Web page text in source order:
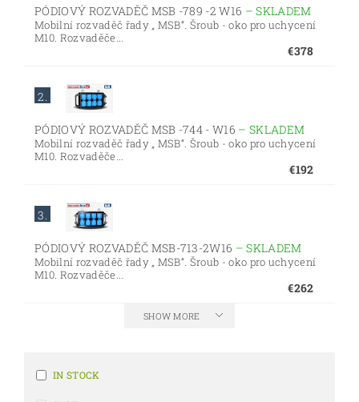
PÓDIOVÝ ROZVADĚČ MSB -789 -2 W16 –SKLADEM
Mobilní rozvaděč řady „ MSB“. Šroub - oko pro uchycení
M10. Rozvaděče...
€378
2.
PÓDIOVÝ ROZVADĚČ MSB -744 - W16 –SKLADEM
Mobilní rozvaděč řady „ MSB“. Šroub - oko pro uchycení
M10. Rozvaděče...
€192
3.
PÓDIOVÝ ROZVADĚČ MSB-713-2W16 –SKLADEM
Mobilní rozvaděč řady „ MSB“. Šroub - oko pro uchycení
M10. Rozvaděče...
€262
SHOW MORE
IN STOCK